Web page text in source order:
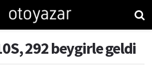
292 beygirle geldi